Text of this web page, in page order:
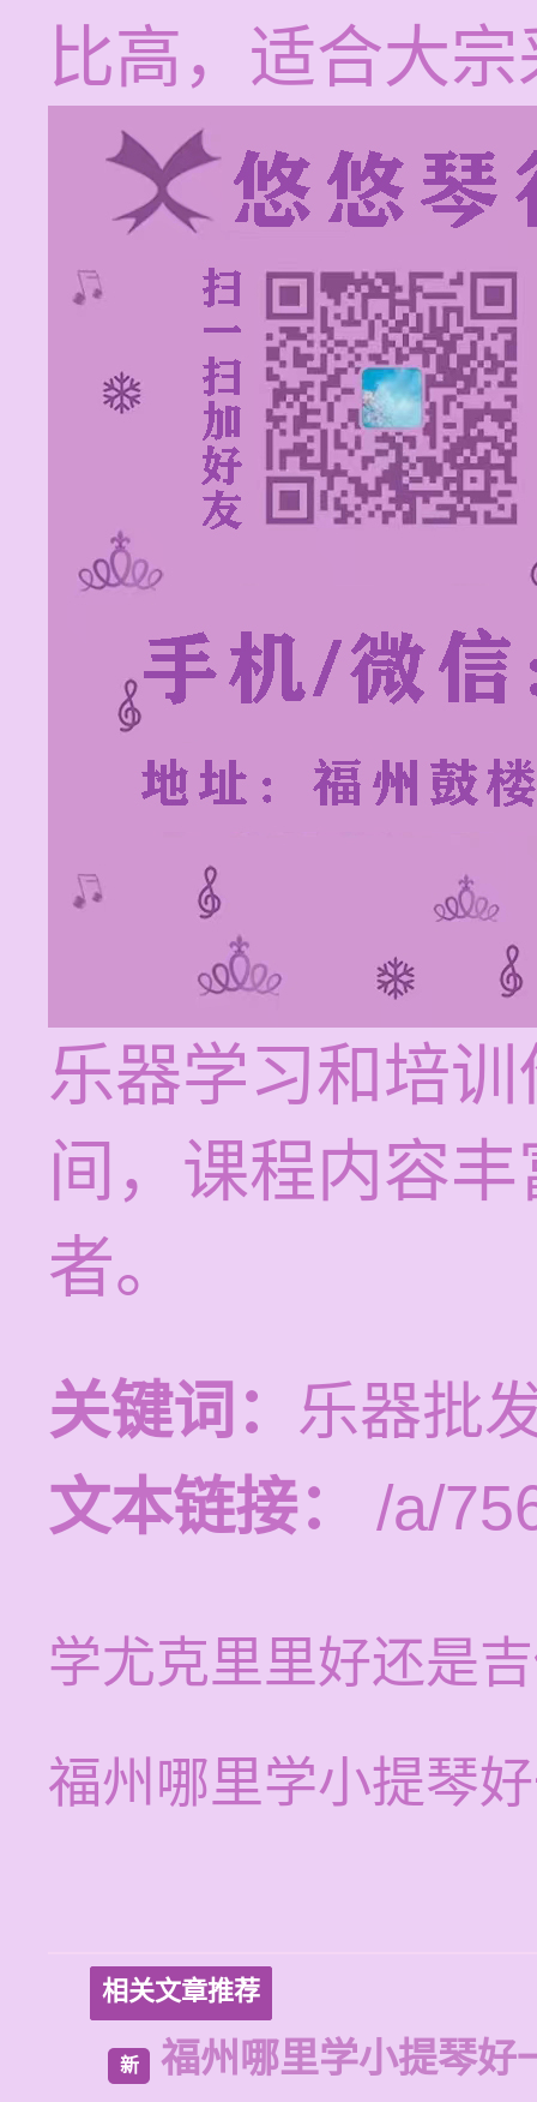
比高，适合大
乐器学习和培
间，课程内容
者。
关键词： 乐器批
文本链接：
/a/
学尤克里里好还是
福州哪里学小提琴
相关文章推荐
新 福州哪里学小提琴好